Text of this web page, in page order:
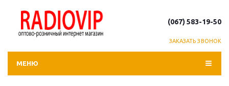
(067) 583-19-50
ЗАКАЗАТЬ ЗВОНОК
МЕНЮ